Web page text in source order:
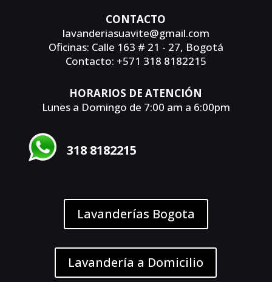
CONTACTO
lavanderiasuavite@gmail.com
Oficinas: Calle 163 # 21 - 27, Bogotá
Contacto: +571 318 8182215
HORARIOS DE ATENCIÓN
Lunes a Domingo de 7:00 am a 6:00pm
318 8182215
Lavanderías Bogota
Lavandería a Domicilio